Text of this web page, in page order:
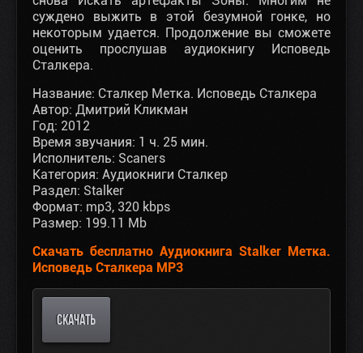
суждено выжить в этой безумной гонке, но
некоторым удается. Продолжение вы сможете
оценить прослушав аудиокнигу Исповедь
Сталкера.
Название: Сталкер Метка. Исповедь Сталкера
Автор: Дмитрий Кликман
Год: 2012
Время звучания: 1 ч. 25 мин.
Исполнитель: Scaners
Категория: Аудиокниги Сталкер
Раздел: Stalker
Формат: mp3, 320 kbps
Размер: 199.11 Mb
Скачать бесплатно Аудиокнига Stalker Метка.
Исповедь Сталкера MP3
СКАЧАТЬ